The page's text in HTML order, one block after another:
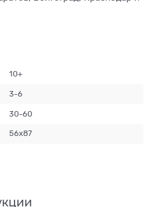
10+
3-6
30-60
56x87